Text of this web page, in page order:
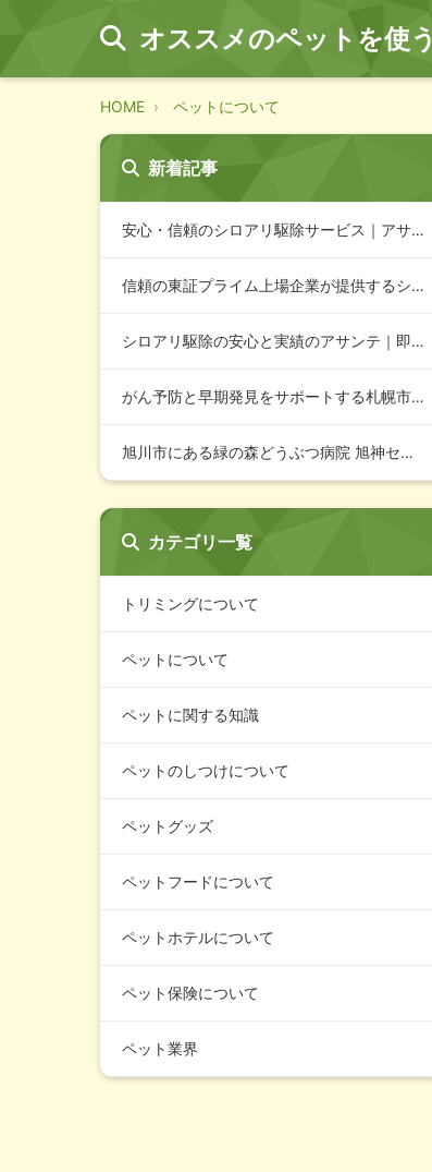
オススメのペットを使う
HOME ペットについて
新着記事
安心・信頼のシロアリ駆除サービス｜アサンテの特徴と店舗情報
信頼の東証プライム上場企業が提供するシロアリ駆除サービス｜ア…
シロアリ駆除の安心と実績のアサンテ｜即日対応・土日祝も対応可…
がん予防と早期発見をサポートする札幌市西区の緑の森どうぶつ病…
旭川市にある緑の森どうぶつ病院 旭神センター病院の特徴と魅力
カテゴリ一覧
トリミングについて
ペットについて
ペットに関する知識
ペットのしつけについて
ペットグッズ
ペットフードについて
ペットホテルについて
ペット保険について
ペット業界